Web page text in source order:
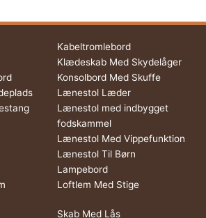
Kabeltromlebord
Klædeskab Med Skydelåger
Konsolbord Med Skuffe
Lænestol Læder
Lænestol med indbygget
fodskammel
Lænestol Med Vippefunktion
Lænestol Til Børn
Lampebord
Loftlem Med Stige
Skab Med Lås